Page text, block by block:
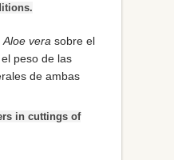
Aloe vera sobre el
peso de las
de ambas
in cuttings of